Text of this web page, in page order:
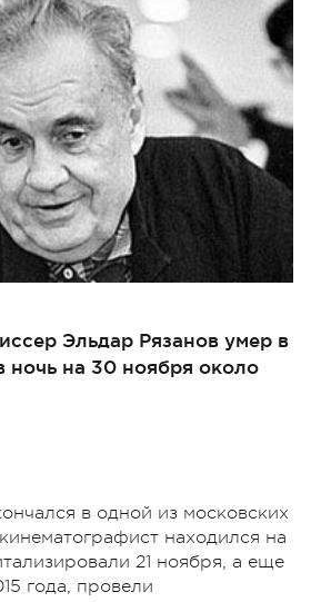
Эльдар Рязанов умер в
ночь на 30 ноября около
в одной из московских
находился на
21 ноября, а еще
года, провели